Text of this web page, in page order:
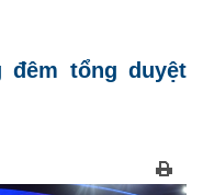
đêm tổng duyệt